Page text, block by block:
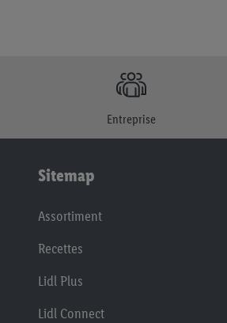
Entreprise
Sitemap
Assortiment
Recettes
Lidl Plus
Lidl Connect